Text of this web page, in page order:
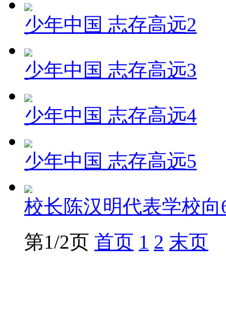
少年中国 志存高远2
少年中国 志存高远3
少年中国 志存高远4
少年中国 志存高远5
校长陈汉明代表学校
第1/2页 首页 1 2 末页